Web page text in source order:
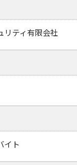
リティ有限会社
イト